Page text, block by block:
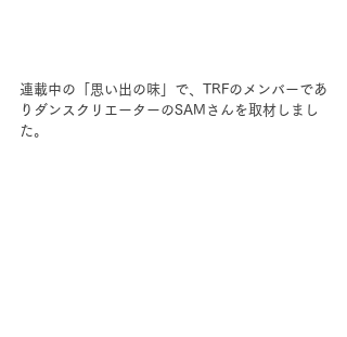
連載中の「思い出の味」で、TRFのメンバーであ
りダンスクリエーターのSAMさんを取材しまし
た。